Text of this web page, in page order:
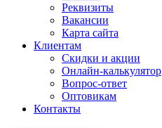
Реквизиты
Вакансии
Карта сайта
Клиентам
Скидки и акции
Онлайн-калькулятор
Вопрос-ответ
Оптовикам
Контакты